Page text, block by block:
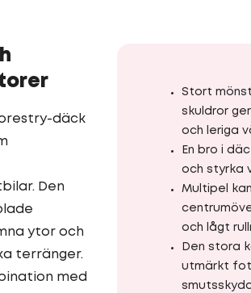
däck
Den
ytor och
terränger.
med
Stort
skuldror
och leriga
En bro i
och styrka
Multipel
och lågt
Den stora
utmärkt